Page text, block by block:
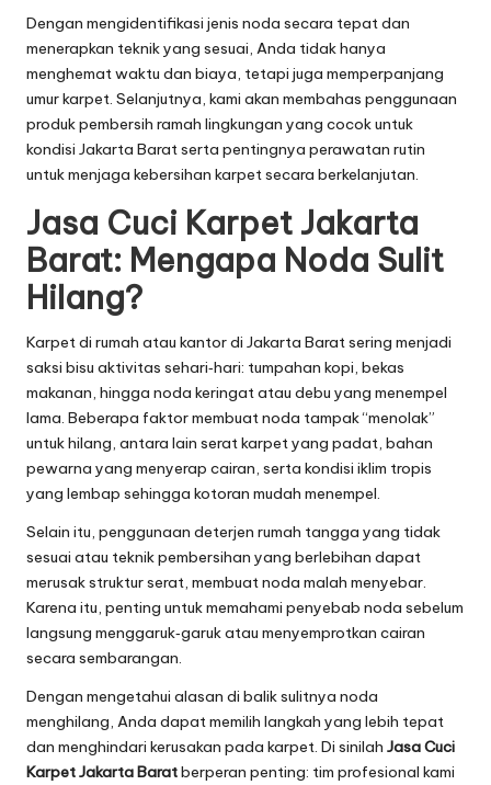
Dengan mengidentifikasi jenis noda secara tepat dan
menerapkan teknik yang sesuai, Anda tidak hanya
menghemat waktu dan biaya, tetapi juga memperpanjang
umur karpet. Selanjutnya, kami akan membahas penggunaan
produk pembersih ramah lingkungan yang cocok untuk
kondisi Jakarta Barat serta pentingnya perawatan rutin
untuk menjaga kebersihan karpet secara berkelanjutan.
Jasa Cuci Karpet Jakarta
Barat: Mengapa Noda Sulit
Hilang?
Karpet di rumah atau kantor di Jakarta Barat sering menjadi
saksi bisu aktivitas sehari‑hari: tumpahan kopi, bekas
makanan, hingga noda keringat atau debu yang menempel
lama. Beberapa faktor membuat noda tampak “menolak”
untuk hilang, antara lain serat karpet yang padat, bahan
pewarna yang menyerap cairan, serta kondisi iklim tropis
yang lembap sehingga kotoran mudah menempel.
Selain itu, penggunaan deterjen rumah tangga yang tidak
sesuai atau teknik pembersihan yang berlebihan dapat
merusak struktur serat, membuat noda malah menyebar.
Karena itu, penting untuk memahami penyebab noda sebelum
langsung menggaruk‑garuk atau menyemprotkan cairan
secara sembarangan.
Dengan mengetahui alasan di balik sulitnya noda
menghilang, Anda dapat memilih langkah yang lebih tepat
dan menghindari kerusakan pada karpet. Di sinilah Jasa Cuci
Karpet Jakarta Baratberperan penting: tim profesional kami